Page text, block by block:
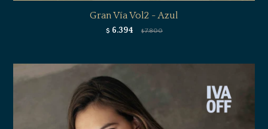
Gran Vía Vol2 - Azul
$ 6.394 $ 7.800